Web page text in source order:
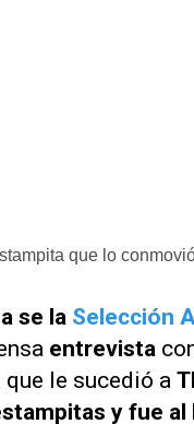
que lo
se la Selección
entrevista
le sucedió a
y fue al